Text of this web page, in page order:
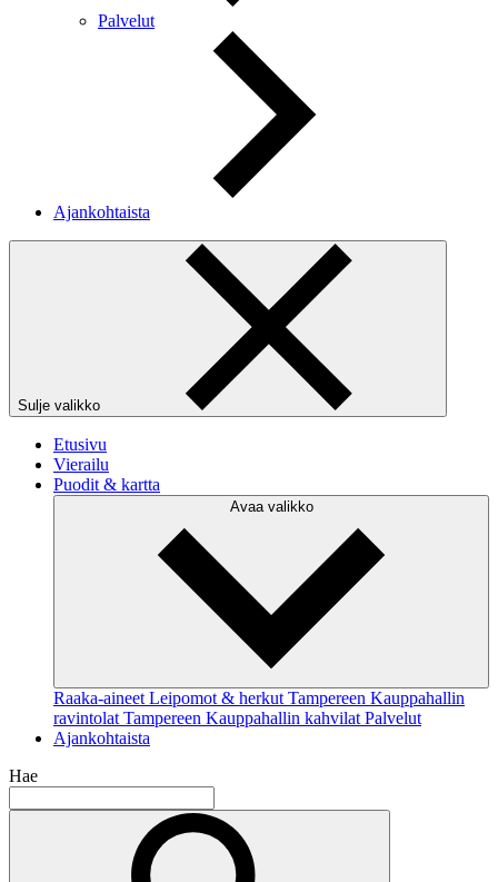
Palvelut
Ajankohtaista
Sulje valikko
Etusivu
Vierailu
Puodit & kartta
Avaa valikko
Raaka-aineet Leipomot & herkut Tampereen Kauppahallin
ravintolat Tampereen Kauppahallin kahvilat Palvelut
Ajankohtaista
Hae